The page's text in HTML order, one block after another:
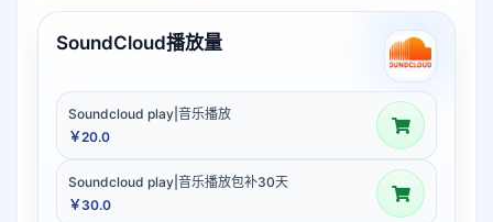
SoundCloud播放量
Soundcloud play|音乐播放
￥20.0
Soundcloud play|音乐播放包补30天
￥30.0